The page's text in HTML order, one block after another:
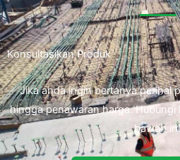
Konsultasikan Produk
Jika anda ingin bertanya perihal
hingga penawaran harga.
bawah